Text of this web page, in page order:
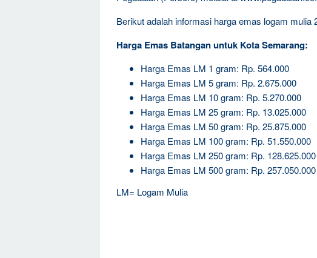
Berikut adalah informasi harga emas logam mulia
Harga Emas Batangan untuk Kota Semarang:
Harga Emas LM 1 gram: Rp. 564.000
Harga Emas LM 5 gram: Rp. 2.675.000
Harga Emas LM 10 gram: Rp. 5.270.000
Harga Emas LM 25 gram: Rp. 13.025.000
Harga Emas LM 50 gram: Rp. 25.875.000
Harga Emas LM 100 gram: Rp. 51.550.000
Harga Emas LM 250 gram: Rp. 128.625.000
Harga Emas LM 500 gram: Rp. 257.050.000
LM= Logam Mulia